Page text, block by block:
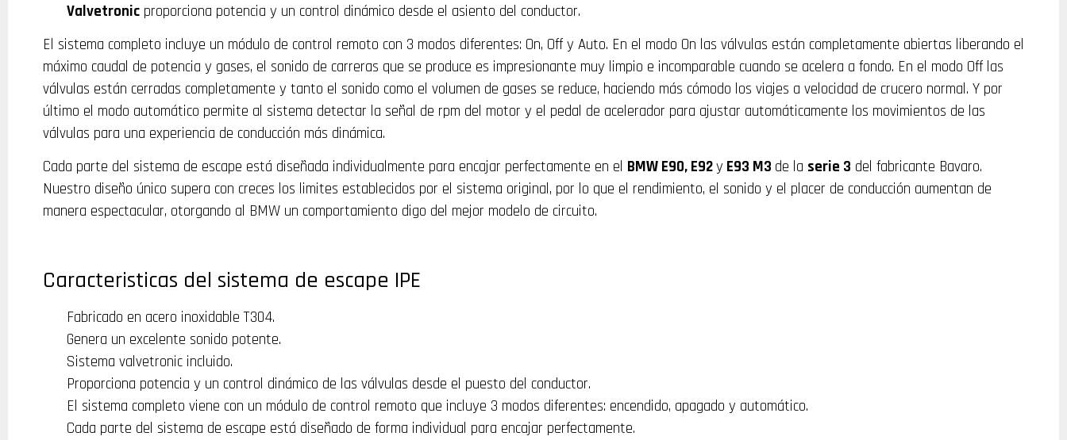
Valvetronic proporciona potencia y un control dinámico desde el asiento del conductor.
El sistema completo incluye un módulo de control remoto con 3 modos diferentes: On, Off y Auto. En el modo On las válvulas están completamente abiertas liberando el
máximo caudal de potencia y gases, el sonido de carreras que se produce es impresionante muy limpio e incomparable cuando se acelera a fondo. En el modo Off las
válvulas están cerradas completamente y tanto el sonido como el volumen de gases se reduce, haciendo más cómodo los viajes a velocidad de crucero normal. Y por
último el modo automático permite al sistema detectar la señal de rpm del motor y el pedal de acelerador para ajustar automáticamente los movimientos de las
válvulas para una experiencia de conducción más dinámica.
Cada parte del sistema de escape está diseñada individualmente para encajar perfectamente en el BMW E90, E92y E93 M3 de la serie 3 del fabricante Bavaro.
Nuestro diseño único supera con creces los limites establecidos por el sistema original, por lo que el rendimiento, el sonido y el placer de conducción aumentan de
manera espectacular, otorgando al BMW un comportamiento digo del mejor modelo de circuito.
Caracteristicas del sistema de escape IPE
Fabricado en acero inoxidable T304.
Genera un excelente sonido potente.
Sistema valvetronic incluido.
Proporciona potencia y un control dinámico de las válvulas desde el puesto del conductor.
El sistema completo viene con un módulo de control remoto que incluye 3 modos diferentes: encendido, apagado y automático.
Cada parte del sistema de escape está diseñado de forma individual para encajar perfectamente.